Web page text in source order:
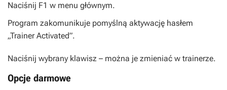
Naciśnij F1 w menu głównym.
Program zakomunikuje pomyślną aktywację hasłem
„Trainer Activated”.
Naciśnij wybrany klawisz – można je zmieniać w trainerze.
Opcje darmowe